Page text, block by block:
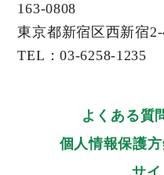
163-0808
東京都新宿区西新宿
TEL：03-6258-1235
よくある質
個人情報保護
サ